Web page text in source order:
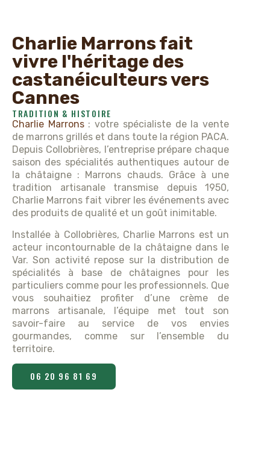
Charlie Marrons fait
vivre l'héritage des
castanéiculteurs vers
Cannes
TRADITION & HISTOIRE
Charlie Marrons: votre spécialiste de la vente
de marrons grillés et dans toute la région PACA.
Depuis Collobrières, l’entreprise prépare chaque
saison des spécialités authentiques autour de
la châtaigne : Marrons chauds. Grâce à une
tradition artisanale transmise depuis 1950,
Charlie Marrons fait vibrer les événements avec
des produits de qualité et un goût inimitable.
Installée à Collobrières, Charlie Marrons est un
acteur incontournable de la châtaigne dans le
Var. Son activité repose sur la distribution de
spécialités à base de châtaignes pour les
particuliers comme pour les professionnels. Que
vous souhaitiez profiter d’une crème de
marrons artisanale, l’équipe met tout son
savoir-faire au service de vos envies
gourmandes, comme sur l’ensemble du
territoire.
06 20 96 81 69